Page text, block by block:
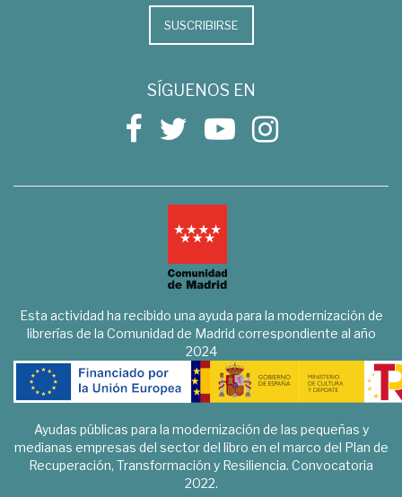
SUSCRIBIRSE
SÍGUENOS EN
Esta actividad ha recibido una ayuda para la modernización de
librerías de la Comunidad de Madrid correspondiente al año
2024
Ayudas públicas para la modernización de las pequeñas y
medianas empresas del sector del libro en el marco del Plan de
Recuperación, Transformación y Resiliencia. Convocatoria
2022.